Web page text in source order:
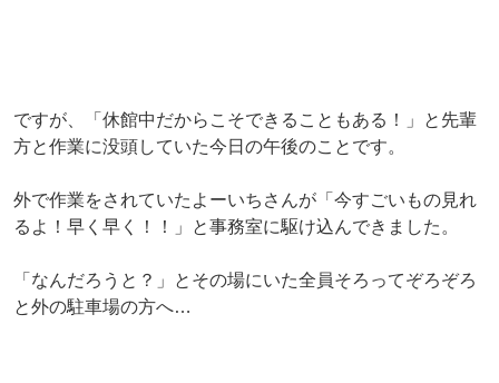
ですが、「休館中だからこそできることもある！」と先輩
方と作業に没頭していた今日の午後のことです。
外で作業をされていたよーいちさんが「今すごいもの見れ
るよ！早く早く！！」と事務室に駆け込んできました。
「なんだろうと？」とその場にいた全員そろってぞろぞろ
と外の駐車場の方へ…